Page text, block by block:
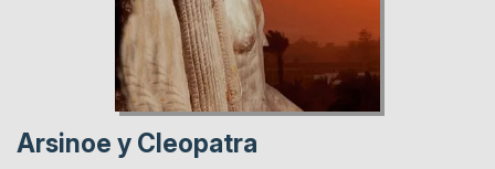
Arsinoe y Cleopatra